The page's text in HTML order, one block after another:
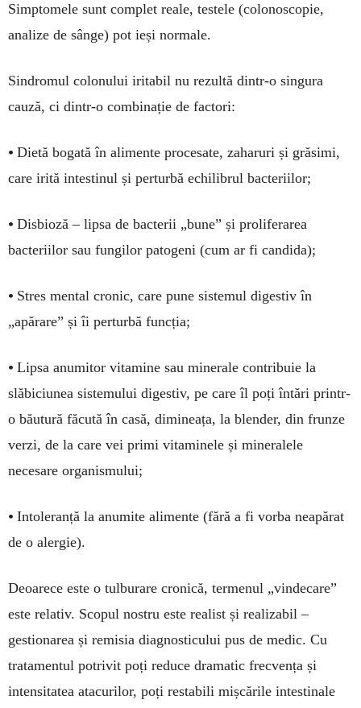
Simptomele sunt complet reale, testele (colonoscopie,
analize de sânge) pot ieși normale.
Sindromul colonului iritabil nu rezultă dintr-o singura
cauză, ci dintr-o combinație de factori:
• Dietă bogată în alimente procesate, zaharuri și grăsimi,
care irită intestinul și perturbă echilibrul bacteriilor;
• Disbioză – lipsa de bacterii „bune” și proliferarea
bacteriilor sau fungilor patogeni (cum ar fi candida);
• Stres mental cronic, care pune sistemul digestiv în
„apărare” și îi perturbă funcția;
• Lipsa anumitor vitamine sau minerale contribuie la
slăbiciunea sistemului digestiv, pe care îl poți întări printr-
o băutură făcută în casă, dimineața, la blender, din frunze
verzi, de la care vei primi vitaminele și mineralele
necesare organismului;
• Intoleranță la anumite alimente (fără a fi vorba neapărat
de o alergie).
Deoarece este o tulburare cronică, termenul „vindecare”
este relativ. Scopul nostru este realist și realizabil –
gestionarea și remisia diagnosticului pus de medic. Cu
tratamentul potrivit poți reduce dramatic frecvența și
intensitatea atacurilor, poți restabili mișcările intestinale